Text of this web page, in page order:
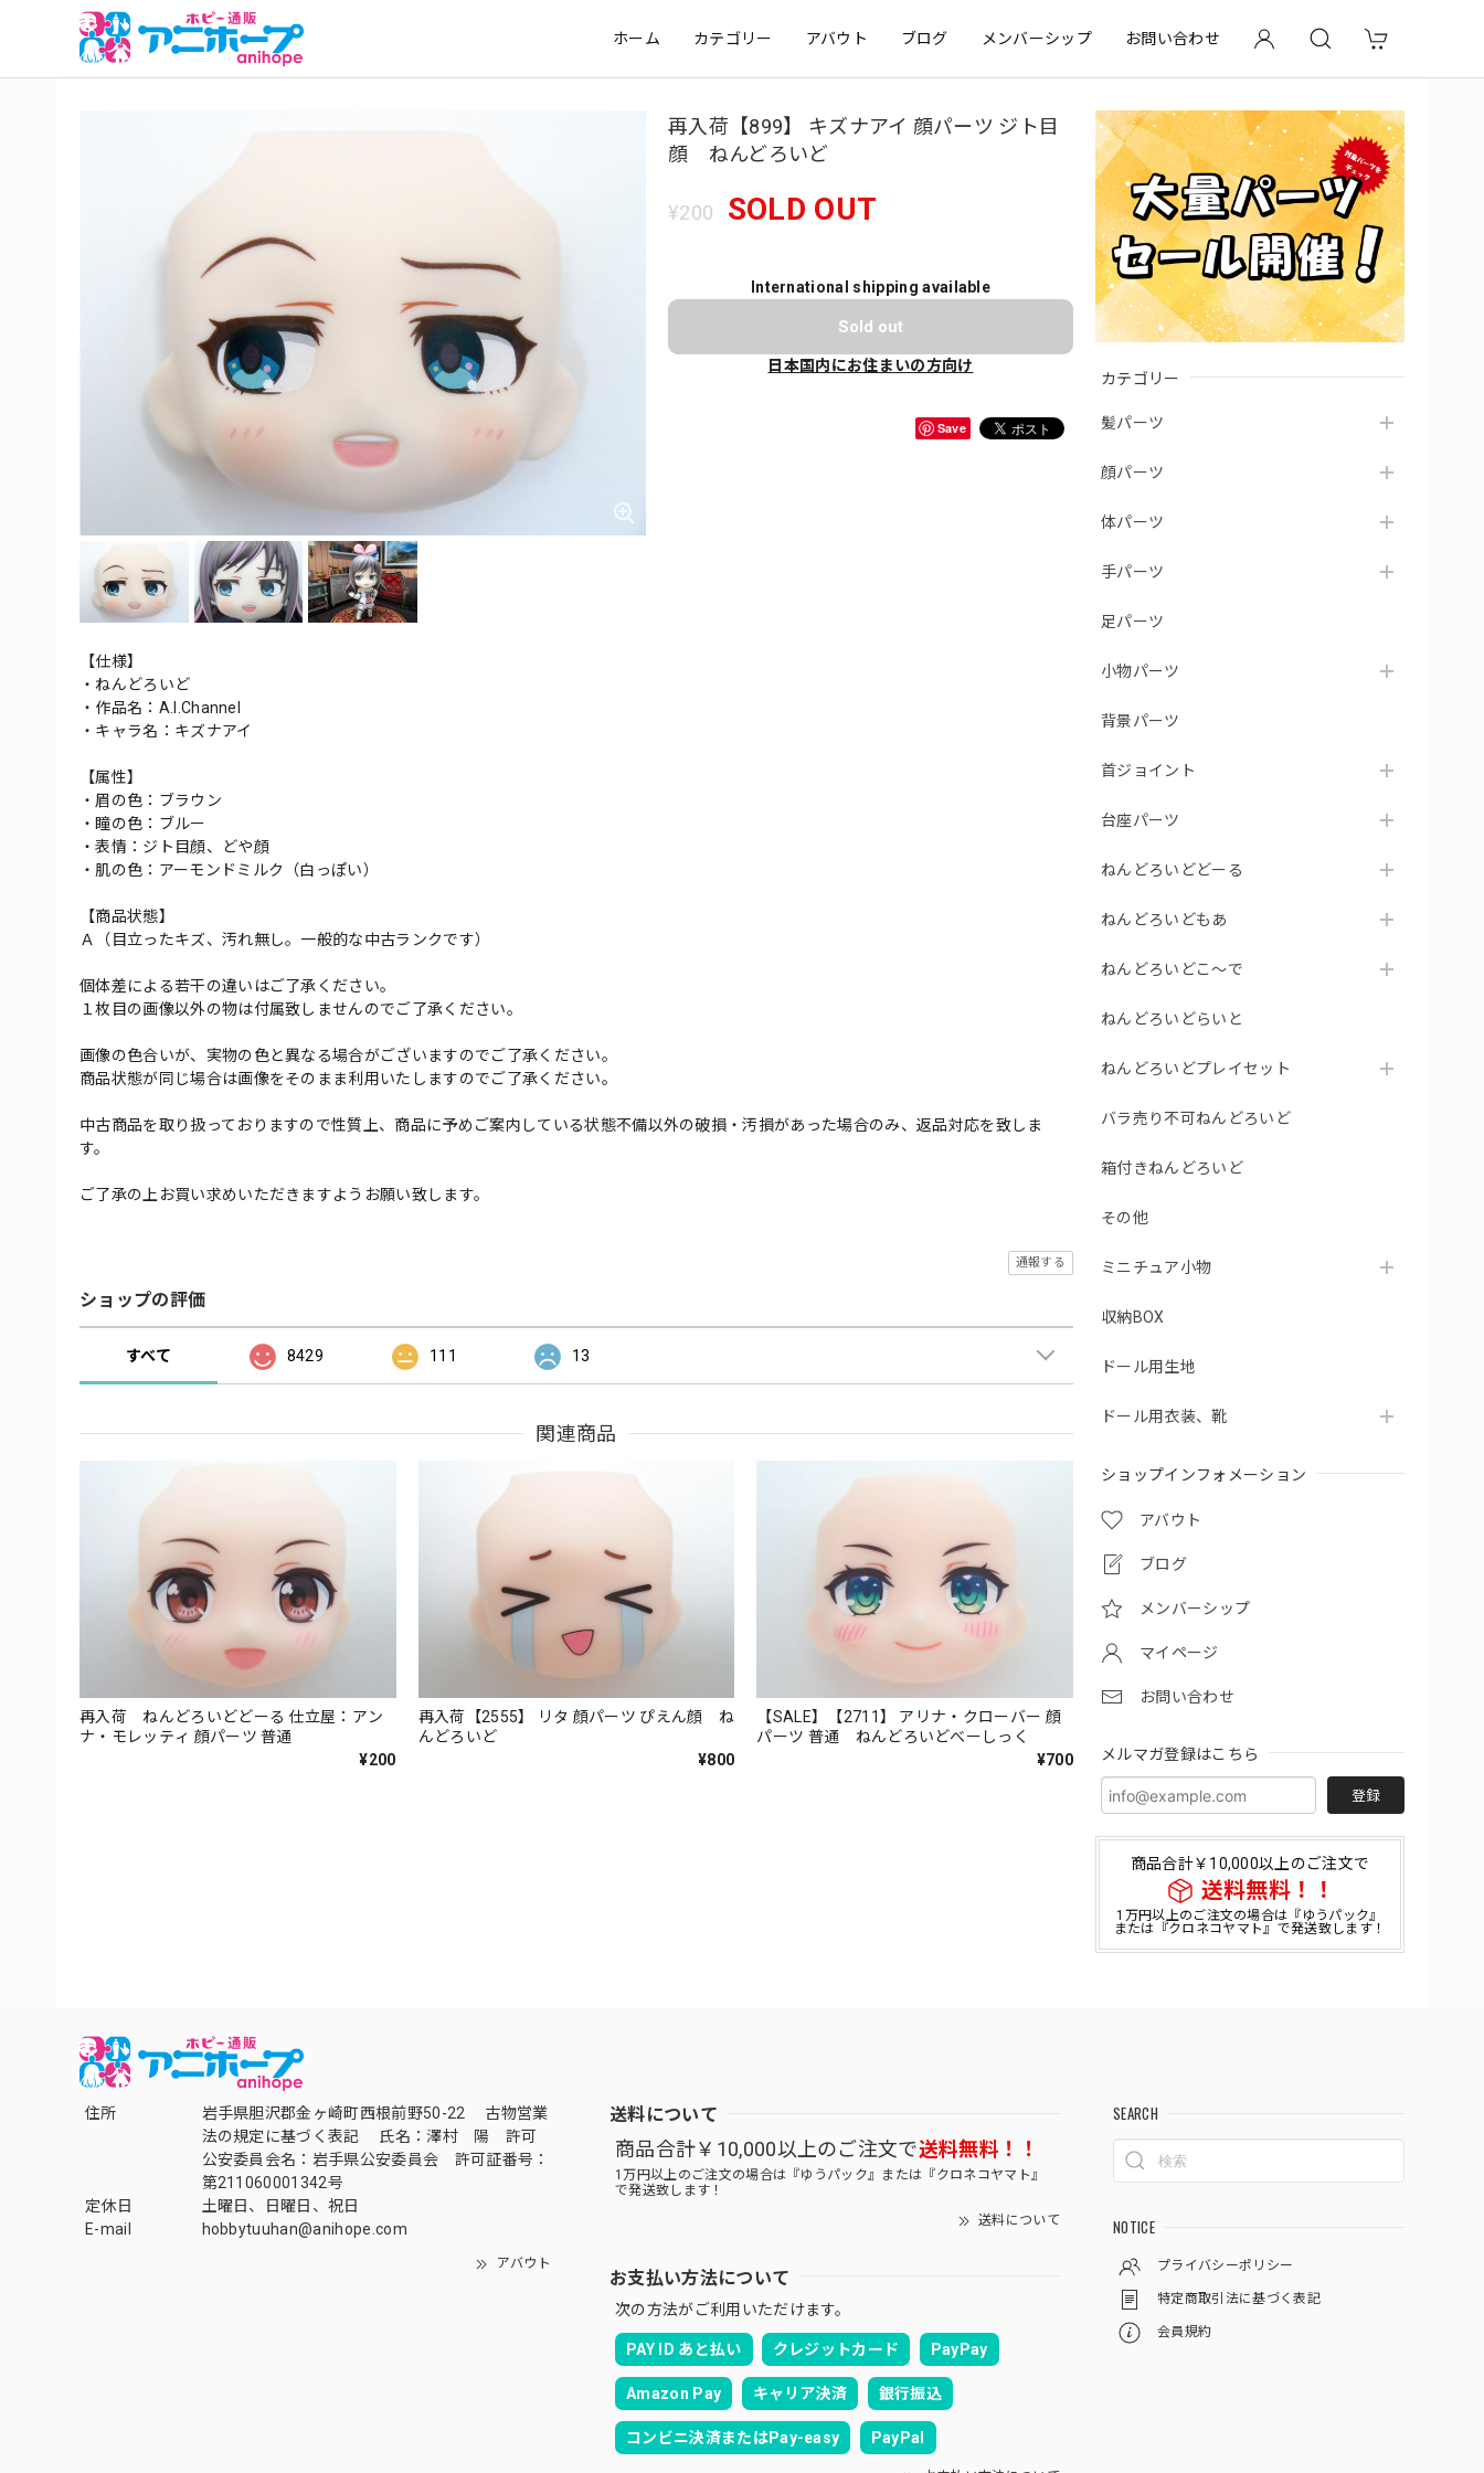
ホーム カテゴリー アバウト ブログ メンバーシップ お問い合わせ
カテゴリー
髪パーツ
顔パーツ
体パーツ
手パーツ
足パーツ
小物パーツ
背景パーツ
首ジョイント
台座パーツ
ねんどろいどどーる
ねんどろいどもあ
ねんどろいどこ～で
ねんどろいどらいと
ねんどろいどプレイセット
バラ売り不可ねんどろいど
箱付きねんどろいど
その他
ミニチュア小物
収納BOX
ドール用生地
ドール用衣装、靴
ショップインフォメーション
アバウト
ブログ
メンバーシップ
マイページ
お問い合わせ
メルマガ登録はこちら
登録
商品合計￥10,000以上のご注文で
送料無料！！
1万円以上のご注文の場合は『ゆうパック』
または『クロネコヤマト』で発送致します！
再入荷【899】 キズナアイ 顔パーツ ジト目
顔 ねんどろいど
¥200 SOLD OUT
International shipping available
Sold out
日本国内にお住まいの方向け
Save
【仕様】
・ねんどろいど
・作品名：A.I.Channel
・キャラ名：キズナアイ
【属性】
・眉の色：ブラウン
・瞳の色：ブルー
・表情：ジト目顔、どや顔
・肌の色：アーモンドミルク（白っぽい）
【商品状態】
Ａ（目立ったキズ、汚れ無し。一般的な中古ランクです）
個体差による若干の違いはご了承ください。
１枚目の画像以外の物は付属致しませんのでご了承ください。
画像の色合いが、実物の色と異なる場合がございますのでご了承ください。
商品状態が同じ場合は画像をそのまま利用いたしますのでご了承ください。
中古商品を取り扱っておりますので性質上、商品に予めご案内している状態不備以外の破損・汚損があった場合のみ、返品対応を致しま
す。
ご了承の上お買い求めいただきますようお願い致します。
通報する
ショップの評価
すべて 8429 111 13
関連商品
再入荷 ねんどろいどどーる 仕立屋：アン
ナ・モレッティ 顔パーツ 普通
¥200
再入荷【2555】 リタ 顔パーツ ぴえん顔 ね
んどろいど
¥800
【SALE】【2711】 アリナ・クローバー 顔
パーツ 普通 ねんどろいどべーしっく
¥700
住所
岩手県胆沢郡金ヶ崎町西根前野50-22 古物営業
法の規定に基づく表記 氏名：澤村 陽 許可
公安委員会名：岩手県公安委員会 許可証番号：
第211060001342号
定休日
土曜日、日曜日、祝日
E-mail
hobbytuuhan@anihope.com
アバウト
送料について
商品合計￥10,000以上のご注文で送料無料！！
1万円以上のご注文の場合は『ゆうパック』または『クロネコヤマト』
で発送致します！
送料について
お支払い方法について
次の方法がご利用いただけます。
PAY ID あと払い クレジットカード PayPay
Amazon Pay キャリア決済 銀行振込
コンビニ決済またはPay-easy PayPal
SEARCH
NOTICE
プライバシーポリシー
特定商取引法に基づく表記
会員規約